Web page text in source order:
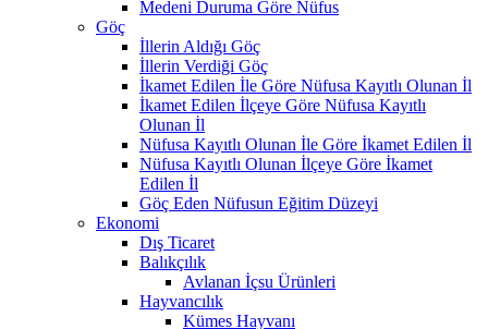
Medeni Duruma Göre Nüfus
Göç
İllerin Aldığı Göç
İllerin Verdiği Göç
İkamet Edilen İle Göre Nüfusa Kayıtlı Olunan İl
İkamet Edilen İlçeye Göre Nüfusa Kayıtlı
Olunan İl
Nüfusa Kayıtlı Olunan İle Göre İkamet Edilen İl
Nüfusa Kayıtlı Olunan İlçeye Göre İkamet
Edilen İl
Göç Eden Nüfusun Eğitim Düzeyi
Ekonomi
Dış Ticaret
Balıkçılık
Avlanan İçsu Ürünleri
Hayvancılık
Kümes Hayvanı